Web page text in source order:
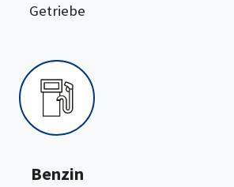
Getriebe:
Benzin